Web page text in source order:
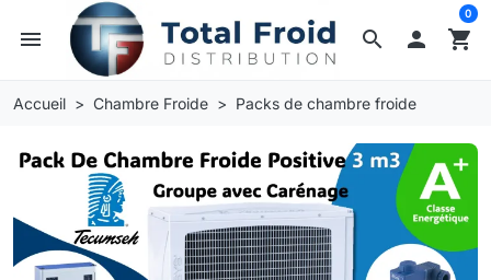
search
menu  shopping_cart
0
Accueil Chambre Froide Packs de chambre froide